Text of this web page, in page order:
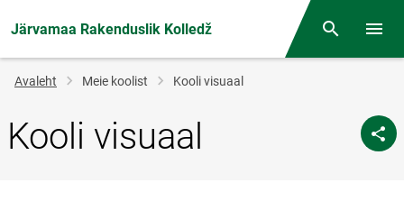
Järvamaa Rakenduslik Kolledž Otsing
Jälglink
Avaleht Meie koolist Kooli visuaal
Kooli visuaal